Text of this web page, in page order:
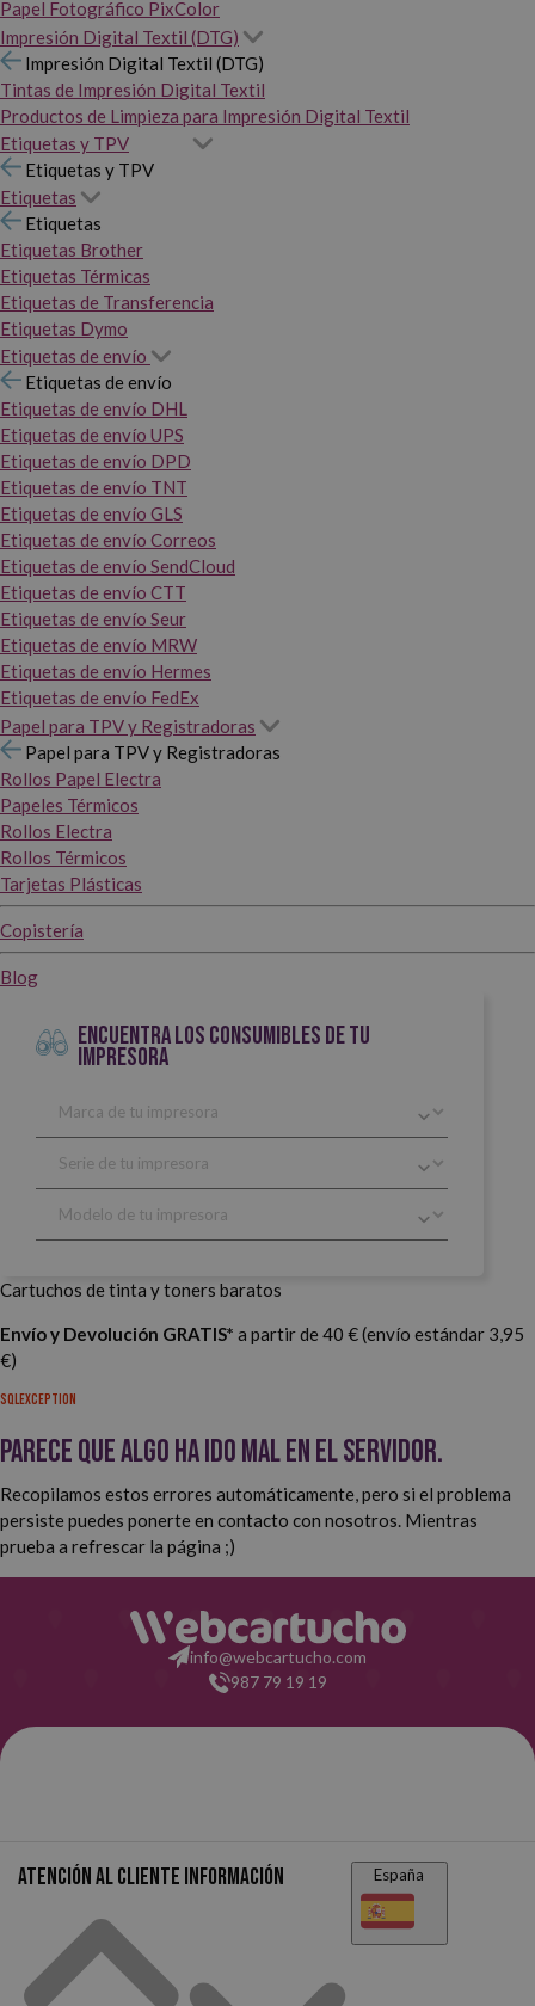
Papel Fotográfico PixColor
Impresión Digital Textil (DTG)
Impresión Digital Textil (DTG)
Tintas de Impresión Digital Textil
Productos de Limpieza para Impresión Digital Textil
Etiquetas y TPV
Etiquetas y TPV
Etiquetas
Etiquetas
Etiquetas Brother
Etiquetas Térmicas
Etiquetas de Transferencia
Etiquetas Dymo
Etiquetas de envío
Etiquetas de envío
Etiquetas de envío DHL
Etiquetas de envío UPS
Etiquetas de envío DPD
Etiquetas de envío TNT
Etiquetas de envío GLS
Etiquetas de envío Correos
Etiquetas de envío SendCloud
Etiquetas de envío CTT
Etiquetas de envío Seur
Etiquetas de envío MRW
Etiquetas de envío Hermes
Etiquetas de envío FedEx
Papel para TPV y Registradoras
Papel para TPV y Registradoras
Rollos Papel Electra
Papeles Térmicos
Rollos Electra
Rollos Térmicos
Tarjetas Plásticas
Copistería
Blog
ENCUENTRA LOS CONSUMIBLES DE TU
IMPRESORA
Cartuchos de tinta y toners baratos
Envío y Devolución GRATIS* a partir de 40 € (envío estándar 3,95
€)
SqlException
Parece que algo ha ido mal en el servidor.
Recopilamos estos errores automáticamente, pero si el problema
persiste puedes ponerte en contacto con nosotros. Mientras
prueba a refrescar la página ;)
info@webcartucho.com
987 79 19 19
Atención al cliente Información España